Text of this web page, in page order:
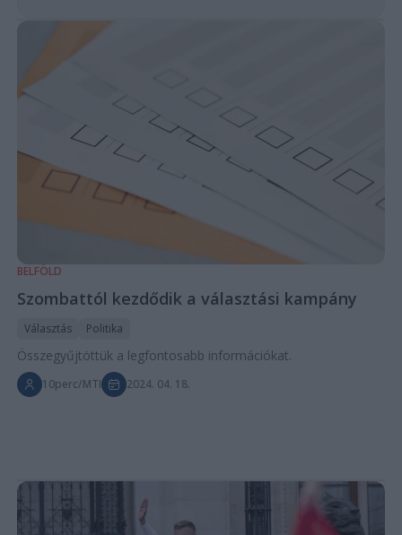
BELFÖLD
Szombattól kezdődik a választási kampány
Választás Politika
Összegyűjtöttük a legfontosabb információkat.
10perc/MTI 2024. 04. 18.